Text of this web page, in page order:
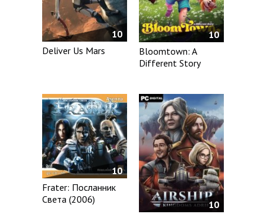
10
Deliver Us Mars
10
Bloomtown: A
Different Story
10
Frater: Посланник
Света (2006)
10